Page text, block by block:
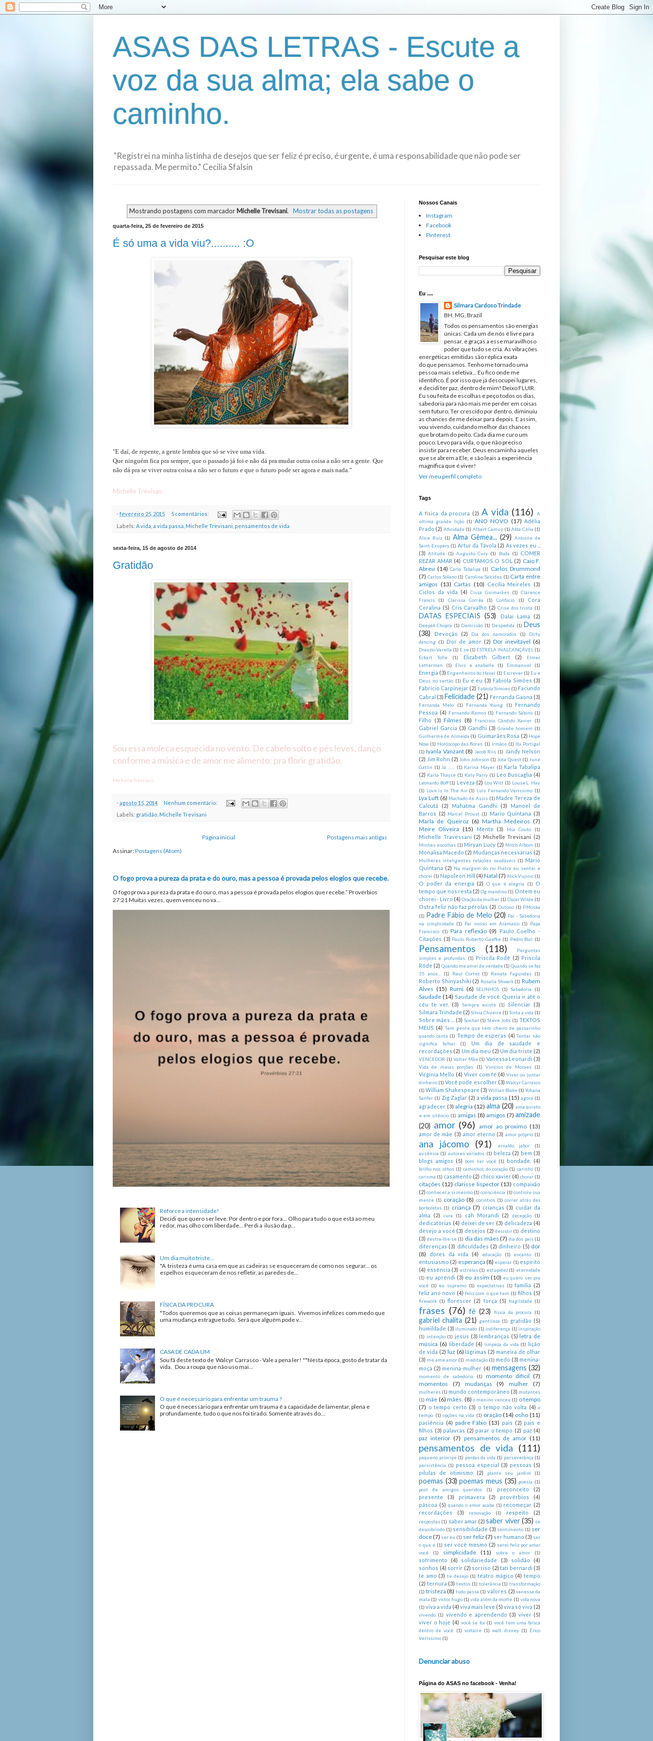
ASAS DAS LETRAS - Escute a
voz da sua alma; ela sabe o
caminho.
"Registrei na minha listinha de desejos que ser feliz é preciso, é urgente, é uma responsabilidade que não pode ser
repassada. Me permito." Cecilia Sfalsin
Mostrando postagens com marcador Michelle Trevisani. Mostrar todas as postagens
quarta-feira, 25 de fevereiro de 2015
É só uma a vida viu?.......... :O
"E daí, de repente, a gente lembra que só se vive uma vida.
Que ninguém fica pra sempre, que o passado já foi e não dá pra mudar outra coisa a não ser a gente. Que
não dá pra se viver outra coisa a não ser o futuro e que o futuro pode ser agora e mais nada."
Michelle Trevisan
-fevereiro 25, 2015
5 comentários:
Labels: A vida a vida passa Michelle Trevisani pensamentos de vida
sexta-feira, 15 de agosto de 2014
Gratidão
Sou essa moleca esquecida no vento. De cabelo solto e pés leves, danço
conforme a música e de amor me alimento: pra florir gratidão.
Michelle Trevisani
- agosto 15, 2014
Nenhum comentário:
Labels: gratidão Michelle Trevisani
Postagens mais antigas
Página inicial
Assinar:Postagens (Atom)
O fogo prova a pureza da prata e do ouro, mas a pessoa é provada pelos elogios que recebe.
O fogo prova a pureza da prata e do ouro, mas a pessoa é provada pelos elogios que recebe.” Provérbios
27:21 Muitas vezes, quem venceu no va...
Reforce a intensidade!
Decidi que quero ser leve. Por dentro e por fora... Olho para tudo o que está ao meu
redor, mas olho com liberdade... Perdi a ilusão da p...
Um dia muito triste...
"A tristeza é uma casa em que as cadeiras se esqueceram de como nos segurar... os
espelhos esqueceram de nos refletir, as paredes de...
FÍSICA DA PROCURA
"Todos queremos que as coisas permaneçam iguais. Vivemos infelizes com medo que
uma mudança estrague tudo. Será que alguém pode v...
CASA DE CADA UM
Sou fã deste texto de Walcyr Carrasco - Vale a pena ler! ""Nesta época, gosto de tratar da
vida. Dou a roupa que não uso mai...
O que é necessário para enfrentar um trauma ?
O que é necessário para enfrentar um trauma é a capacidade de lamentar, plena e
profundamente, tudo o que nos foi tirado. Somente através do...
Nossos Canais
Instagram
Facebook
Pinterest
Pesquisar este blog
Eu ....
Silmara Cardoso Trindade
BH, MG, Brazil
Todos os pensamentos são energias
únicas. Cada um de nós é livre para
pensar, e graças a esse maravilhoso
poder que tudo se cria. As vibrações
energéticas emitidas são réplica exata
do que pensamos. Tenho me tornado uma
pessoa mais seletiva... Eu fico onde me
identifico. É por isso que já desocupei lugares,
e decidi ter paz, dentro de mim! Deixo FLUIR.
Eu sou feita de escolhas e peço todos os dias,
sabedoria para não mais me perder em coisas
sem futuro. Ter crescido por dentro, diminuiu
as chances de me deixar para depois. E assim,
vou vivendo, cuidando melhor das chances
que brotam do peito. Cada dia me curo um
pouco. Levo para vida, o que não preciso
insistir para receber. Deus encaminha aqueles
que se abrem a Ele, e são leais a experiência
magnífica que é viver!
Ver meu perfil completo
Tags
A física da procura (2) A vida (116)
A
última grande lição (1) ANO NOVO (17) Adélia
Prado (2) Afinidade (1) Albert Camus (1) Alda Célia (1)
Alice Ruiz (1) Alma Gêmea... (29)
Antoine de
Saint-Exupery (1) Artur da Távola (2) As vezes eu ...
(3) Atitude (1) Augusto Cury (1) Buda (1)
COMER
REZAR AMAR (4) CURTAMOS O SOL (2) Caio F.
Abreu (14) Carla Tabalipa (1)
Carlos Drummond
(7) Carlos Solano (1) Carolina Salcides (1) Carta entre
amigos (13) Cartas (10) Cecília Meireles
(3)
Ciclos da vida
(4) Cissa Guimarães (1)
Clarence
Francis
(1) Clarissa Corrêa (1) Confúcio (1)
Cora
Coralina (5) Cris Carvalho (2) Crise dos trinta (1)
DATAS ESPECIAIS (53) Dalai Lama (2)
Deepak Chopra (1) Demissão (1) Despedida (1) Deus
(38)
Devoção (2) Dia dos namorados (1)
Dirty
dancing (1) Dor de amor (2) Dor inevitável (6)
Drauzio Varella (1) E se (1) ESTRELA INALCANÇÁVEL (1)
Eckart Tolle
(1) Elizabeth Gilbert (2)
Elmer
Letterman
(1) Elvis e anabelle (1) Emmanuel (1)
Energia (3) Engenheiros do Havaí (1) Escrever (1) Eu e
Deus no sertão (1) Eu e eu (3) Fabiola Simões (3)
Fabrício Carpinejar (2) Fabíola Simoes (1) Facundo
Cabral (3) Felicidade (21) Fernanda Gaona (3)
Fernanda Melo (1) Fernanda Young (1)
Fernando
Pessoa (4) Fernando Ramos (1) Fernando Sabino (1)
Filho (3) Filmes (8) Francisco Cândido Xavier (1)
Gabriel Garcia (3) Gandhi (3) Grande homem (1)
Guilherme de Almeida (1) Guimarães Rosa (2) Hope
Now (1) Horóscopo das flores (1) Irmãos (1)
Ita Portigal
(1) Iyanla Vanzant (8) Jacob Riis (1)
Jandy Nelson
(2) Jim Rohn (2) John Johnson (1) Jota Quest (1) June
Gatlin (1) Já ....... (1) Karina Mayer (1) Karla Tabalipa
(2) Karla Thayse (1) Katy Parry (1) Leo Buscaglia (4)
Leonardo Boff (1) Leveza (2) Lou Witt (1) Louse L. Hay.
(1)
Love Is In The Air (1) Luis Fernando Veríssimo (1)
Lya Luft (6) Machado de Assis (1) Madre Tereza de
Calcutá
(2) Mahatma Gandhi (3)
Manoel de
Barros (2) Marcel Proust (1) Mario Quintana (3)
Marla de Queiroz (6) Martha Medeiros (7)
Meire Oliveira (15) Mente (3) Mia Couto (1)
Michelle Travessani (2) Michelle Trevisani (2)
Minhas escolhas (1) Miryan Lucy (2) Mitch Albom (1)
Monalisa Macedo (2) Mudanças necessárias (2)
Mulheres inteligentes relações saudáveis (1) Mário
Quintana (2)
Na margem do rio Pietra eu sentei e
chorei (1) Napoleon Hill (4) Natal (7) Nick Vujinic (1)
O poder da energia (2) O que é alegria (1)
O
tempo que nos resta (2) Og mandino (1) Ontem eu
chorei - Livro (4) Oração da mulher (1) Oscar Wilde (1)
Ostra feliz não faz pérolas (2) Outono (1) P.Moska
(1) Padre Fábio de Melo (20)
Pai - Sabedoria
na simplicidade (1) Pai nosso em Aramaico (1)
Papa
Francisco
(1) Para reflexão (9)
Paulo Coelho -
Citações (3) Paulo Roberto Gaefke (1) Pedro Bial (1)
Pensamentos (118)
Perguntas
simples e profundas. (1) Priscila Rodê (2) Priscila
Rôde (2) Quando me amei de verdade (1) Quando se faz
35 anos...
(1) Raul Cortez (1) Renata Fagundes (1)
Roberto Shinyashiki (2) Rosalia Shwark (1) Rubem
Alves (15) Rumi (6) SELINHOS (1) Sabedoria (1)
Saudade (14) Saudade de você. Queria ir até o
céu te ver.
(3) Sempre existe (1) Silenciar (3)
Silmara Trindade (2) Silvia Chueire (1) Sinta a vida (1)
Sobre mães ... (3) Sonhar (1) Steve Jobs (1) TEXTOS
MEUS (4) Tem gente que tem cheiro de passarinho
quando canta (1) Tempo de esperas (4) Tentar não
significa falhar
(1)
Um dia de saudade e
recordações (2) Um dia meu (2) Um dia triste (2)
VENCEDOR (1) Valter Mãe (1) Vanessa Leonardi (3)
Vida de meias porções (1) Vinícius de Moraes (1)
Virgínia Mello (4) Viver com fé (4) Viver ou juntar
dinheiro (1) Você pode escolher (3) Walcyr Carrasco
(1) William Shakespeare (3) Willian Blake (1) Yohana
Sanfer (1) Zig Zaglar (2) a vida passa (15) agora (1)
agradecer (3) alegria (12) alma (20) ama quieto
e em silêncio (1) amigas (8) amigos (7) amizade
(20) amor (96) amor ao proximo (13)
amor de mãe (3) amor eterno (3) amor próprio (1)
ana jácomo (91) arnaldo jabor
(1)
ausênsia (1) autores variados (1) beleza (2) bem (3)
blogs amigos (5) bom ter você (1) bondade. (4)
brilho nos olhos (1) caminhos do coração (1) carinho (1)
carisma (1) casamento (2) chico xavier (4) chorar (1)
citações (12) clarisse lispector (13) compaixão
(2) conhecer a si mesmo (1) consciência (1) controle sua
mente (1) coração (8) corintios (1) correr atrás das
borboletas (1) criança (7) crianças (3) cuidar da
alma
(2) cura (1) cáh Morandi (2) decepção (1)
dedicatórias (4) deixei de ser (3) delicadeza (4)
desejo a você (3) desejos (2) desistir (1) destino
(3) destra-lhe-se (1) dia das mães (7) dia dos pais (1)
diferenças (3) dificuldades (2) dinheiro (5) dor
(8)
dores da vida (4) educação (1) encanto (1)
entusiasmo (2) esperança (8) esperar (1) espírito
(4) essência (3) estrelas (1) estupidez (1) eternidade
(1) eu aprendi (3) eu assim (10) eu quero ser pra
você (1) eu supremo (1) expectativas (1) familia (2)
feliz ano novo (4) feliz com o que tem (1) filhos (5)
firework (1) florescer (2) força (5) fragilidade (1)
frases (76) fé (23) física da procura (1)
gabriel chalita (21) gentileza (1) gratidão (5)
humildade (3) iluminado (1) indiferença (1) inspiração
(1) intenção (1) jesus (3) lembranças (5) letra de
música (6) liberdade (4) limpeza da vida (1)
lição
de vida (2) luz (6) lágrimas (2) maneira de olhar
(3) me ame amor (1) meditação (1) medo (3) menina-
moça (2) menina-mulher (4) mensagens (32)
momento de sabedoria (1) momento difícil (7)
momentos
(7) mudanças (9) mulher (7)
mulheres (1) mundo contemporâneo (3) mutantes
(1) mãe (6) mães. (8) o menino venceu (1) o tempo
(7) o tempo certo (3) o tempo não volta (4) o
tempo. (1) opções na vida (1) oração (14) osho (11)
paciência (4) padre Fábio (13) pais (2) pais e
filhos (3) palavras (2) parar o tempo (2) paz (4)
paz interior (7) pensamentos de amor (11)
pensamentos de vida (111)
pequeno príncipe (1) perdas da vida (1) perseverânça (1)
persistência (1) pessoa especial (3) pessoas (5)
pilulas de otimismo
(2) plante seu jardim (1)
poemas (33) poemas meus (35) poesia (1)
post de amigos queridos
(1) preconceito
(2)
presente
(3) primavera (2) provérbios
(4)
páscoa (5) quando o amor acaba (1) recomeçar (2)
recordações
(3) renovação (1) respeito (2)
respostas (1) saber amar (2) saber viver (35) se
descobrindo (1) sensibilidade (3) sentimento (1) ser
doce(7) ser eu (1) ser feliz (7) ser humano (3) ser
o que é (1) ser você mesmo (2) serei feliz por amar
você
(1) simplicidade (11) sobre o amor (1)
sofrimento (4) solidariedade (3) solidão
(4)
sonhos (4) sorrir (2) sorriso (2) tati bernardi (3)
te amo (3) te desejo (1) teatro mágico (4) tempo
(2) ternura (3) textos (1) tolerância (1) transformação
(1) tristeza (8) tudo passa (1) valores (2) vanessa da
mata (1) victor hugo (1) vida além da morte (1) vida nova
(1) viva a vida (4) viva mais leve (5) viva só viva (2)
vivendo (1) vivendo e aprendendo (3) viver (5)
viver o hoje (4) você se foi (1) você tem uma faísca
dentro de você
(1) voltaire (1) walt disney (1)
Érico
Veríssimo (1)
Denunciar abuso
Página do ASAS no facebook - Venha!